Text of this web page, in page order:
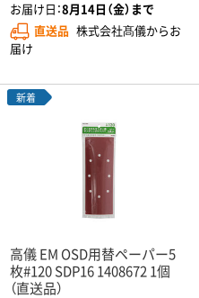
お届け日：8月14日（金）まで
直送品 株式会社髙儀からお
届け
新着
高儀 EM OSD用替ペーパー5
枚#120 SDP16 1408672 1個
（直送品）